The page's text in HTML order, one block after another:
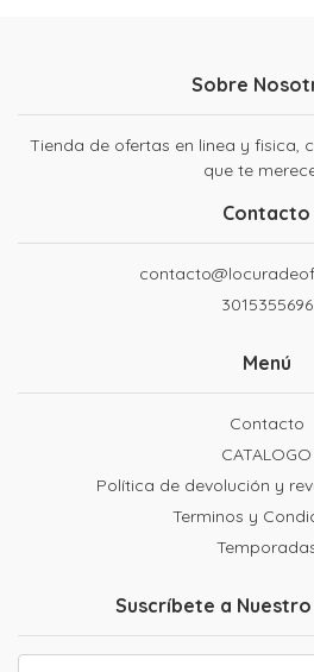
Sobre
Tienda de ofertas en linea y fisica,
que te
Contacto
3015355696
Menú
Contacto
CATALOGO
Política de devolución y
Terminos y
Suscríbete a